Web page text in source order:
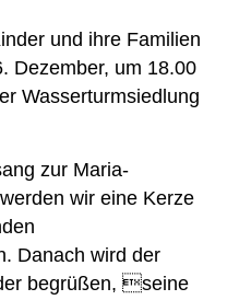
und ihre Familien
Dezember, um 18.00
Wasserturmsiedlung
zur Maria-
wir eine Kerze
Danach wird der
begrüßen, seine